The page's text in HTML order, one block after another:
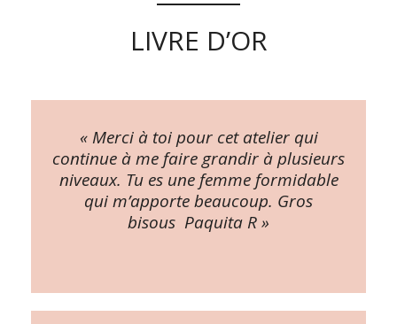
LIVRE D’OR
« Merci à toi pour cet atelier qui
continue à me faire grandir à plusieurs
niveaux. Tu es une femme formidable
qui m’apporte beaucoup. Gros
bisous Paquita R »